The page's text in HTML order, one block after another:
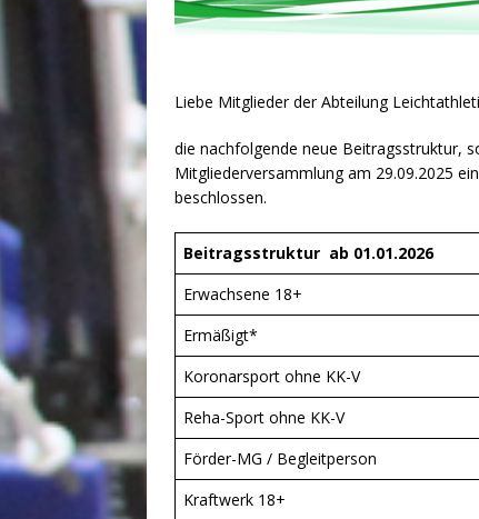
Liebe Mitglieder der Abteilung
die nachfolgende neue Beitragsstruktur,
Mitgliederversammlung am 29.09.2025
beschlossen.
Beitragsstruktur ab 01.01.2026
Erwachsene 18+
Ermäßigt*
Koronarsport ohne KK-V
Reha-Sport ohne KK-V
Förder-MG / Begleitperson
Kraftwerk 18+